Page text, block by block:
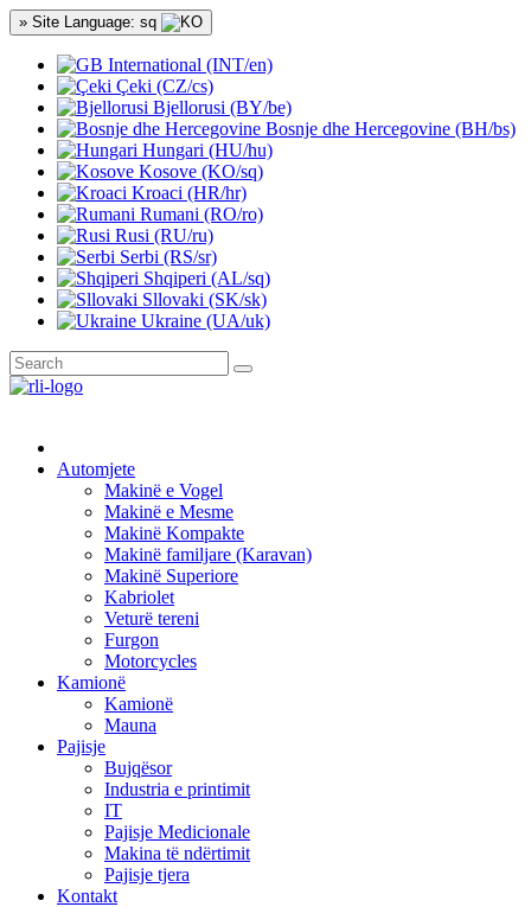
» Site Language: sq
International (INT/en)
Çeki (CZ/cs)
Bjellorusi (BY/be)
Bosnje dhe Hercegovine (BH/bs)
Hungari (HU/hu)
Kosove (KO/sq)
Kroaci (HR/hr)
Rumani (RO/ro)
Rusi (RU/ru)
Serbi (RS/sr)
Shqiperi (AL/sq)
Sllovaki (SK/sk)
Ukraine (UA/uk)
Automjete
Makinë e Vogel
Makinë e Mesme
Makinë Kompakte
Makinë familjare (Karavan)
Makinë Superiore
Kabriolet
Veturë tereni
Furgon
Motorcycles
Kamionë
Kamionë
Mauna
Pajisje
Bujqësor
Industria e printimit
IT
Pajisje Medicionale
Makina të ndërtimit
Pajisje tjera
Kontakt